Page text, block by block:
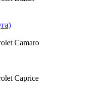
Camaro
Caprice